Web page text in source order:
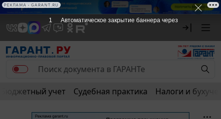
Бюджетный учет Судебная практика Налоги и
1 Автоматическое закрытие баннера через
РЕКЛАМА • GARANT.RU